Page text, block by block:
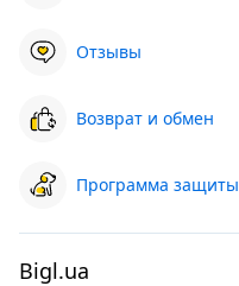
Отзывы
Возврат и обмен
Программа защиты
Bigl.ua